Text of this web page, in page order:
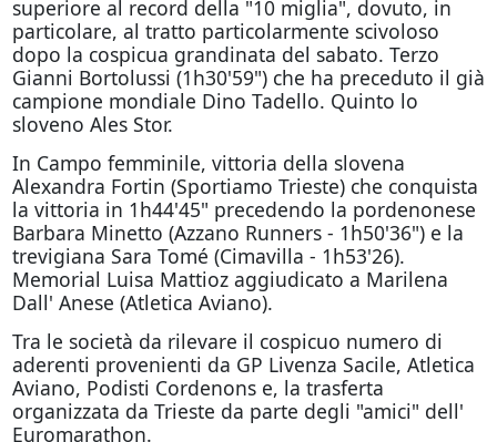
superiore al record della "10 miglia", dovuto, in
particolare, al tratto particolarmente scivoloso
dopo la cospicua grandinata del sabato. Terzo
Gianni Bortolussi (1h30'59") che ha preceduto il già
campione mondiale Dino Tadello. Quinto lo
sloveno Ales Stor.
In Campo femminile, vittoria della slovena
Alexandra Fortin (Sportiamo Trieste) che conquista
la vittoria in 1h44'45" precedendo la pordenonese
Barbara Minetto (Azzano Runners - 1h50'36") e la
trevigiana Sara Tomé (Cimavilla - 1h53'26).
Memorial Luisa Mattioz aggiudicato a Marilena
Dall' Anese (Atletica Aviano).
Tra le società da rilevare il cospicuo numero di
aderenti provenienti da GP Livenza Sacile, Atletica
Aviano, Podisti Cordenons e, la trasferta
organizzata da Trieste da parte degli "amici" dell'
Euromarathon.